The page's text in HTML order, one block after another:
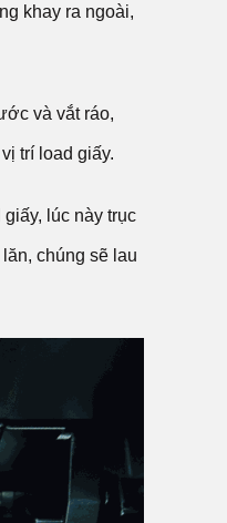
khay ra ngoài,
và vắt ráo,
trí load giấy.
lúc này trục
chúng sẽ lau